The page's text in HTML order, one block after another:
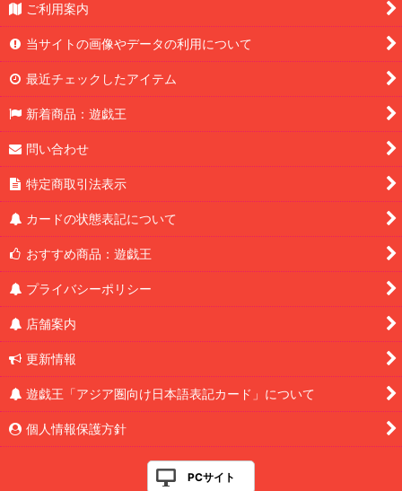
ご利用案内
当サイトの画像やデータの利用について
最近チェックしたアイテム
新着商品：遊戯王
問い合わせ
特定商取引法表示
カードの状態表記について
おすすめ商品：遊戯王
プライバシーポリシー
店舗案内
更新情報
遊戯王「アジア圏向け日本語表記カード」について
個人情報保護方針
PCサイト